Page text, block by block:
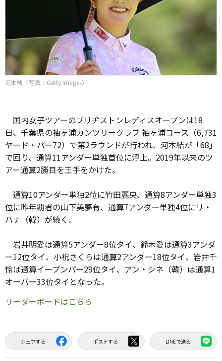
河本結（写真：Getty Images）
国内女子ツアーのブリヂストンレディスオープンは18
日、千葉県の袖ヶ浦カンツリークラブ 袖ヶ浦コース（6,731
ヤード・パー72）で第2ラウンドが行われ、河本結が「68」
で回り、通算11アンダー単独首位に浮上。2019年以来のツ
アー通算2勝目を王手をかけた。
通算10アンダー単独2位に竹田麗央、通算8アンダー単独3
位に昨年覇者の山下美夢有、通算7アンダー単独4位にリ・
ハナ（韓）が続く。
岩井明愛は通算5アンダー8位タイ、鈴木愛は通算3アンダ
ー12位タイ、小祝さくらは通算2アンダー18位タイ、岩井千
怜は通算イーブンパー29位タイ、アン・シネ（韓）は通算1
オーバー33位タイとなった。
リーダーボードはこちら
シェアする ポストする LINEで送る